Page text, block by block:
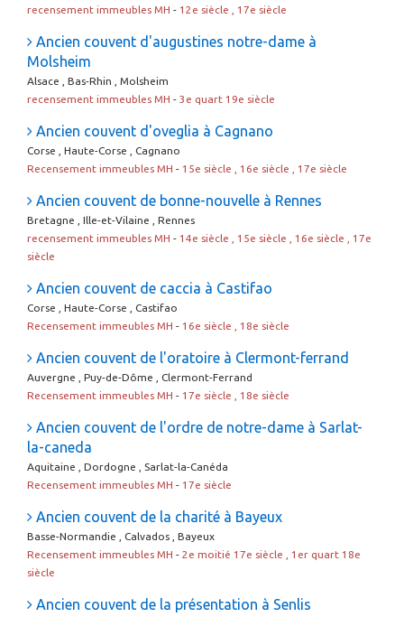
recensement immeubles MH - 12e siècle , 17e siècle
Ancien couvent d'augustines notre-dame à
Molsheim
Alsace , Bas-Rhin , Molsheim
recensement immeubles MH - 3e quart 19e siècle
Ancien couvent d'oveglia à Cagnano
Corse , Haute-Corse , Cagnano
Recensement immeubles MH - 15e siècle , 16e siècle , 17e siècle
Ancien couvent de bonne-nouvelle à Rennes
Bretagne , Ille-et-Vilaine , Rennes
recensement immeubles MH - 14e siècle , 15e siècle , 16e siècle , 17e
siècle
Ancien couvent de caccia à Castifao
Corse , Haute-Corse , Castifao
Recensement immeubles MH - 16e siècle , 18e siècle
Ancien couvent de l'oratoire à Clermont-ferrand
Auvergne , Puy-de-Dôme , Clermont-Ferrand
Recensement immeubles MH - 17e siècle , 18e siècle
Ancien couvent de l'ordre de notre-dame à Sarlat-
la-caneda
Aquitaine , Dordogne , Sarlat-la-Canéda
Recensement immeubles MH - 17e siècle
Ancien couvent de la charité à Bayeux
Basse-Normandie , Calvados , Bayeux
Recensement immeubles MH - 2e moitié 17e siècle , 1er quart 18e
siècle
Ancien couvent de la présentation à Senlis